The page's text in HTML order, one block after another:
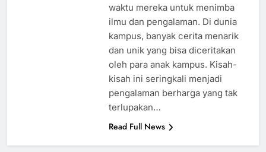
waktu mereka untuk menimba
ilmu dan pengalaman. Di dunia
kampus, banyak cerita menarik
dan unik yang bisa diceritakan
oleh para anak kampus. Kisah-
kisah ini seringkali menjadi
pengalaman berharga yang tak
terlupakan…
Read Full News